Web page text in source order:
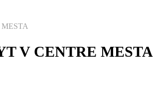
V CENTRE MESTA